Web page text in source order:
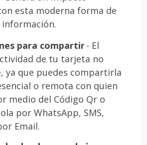
esta moderna forma de
para compartir- El
de tu tarjeta no
ya que puedes compartirla
o remota con quien
medio del Código Qr o
por WhatsApp, SMS,
Email.